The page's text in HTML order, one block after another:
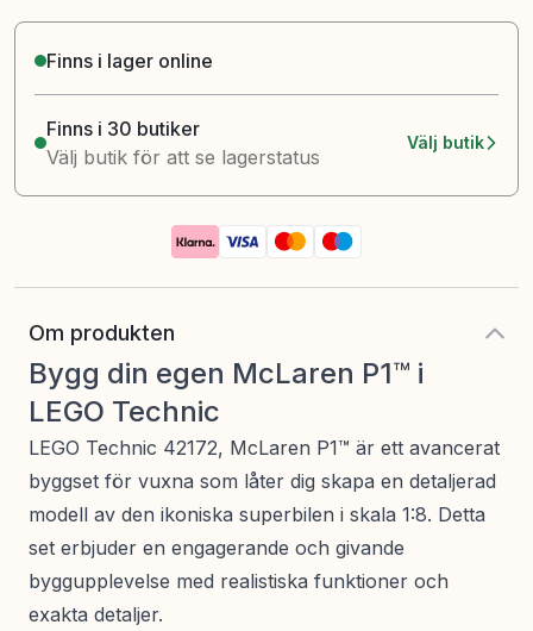
Finns i lager online
Finns i 30 butiker
Välj butik för att se lagerstatus
Välj butik
Om produkten
Bygg din egen McLaren P1™ i
LEGO Technic
LEGO Technic 42172, McLaren P1™ är ett avancerat
byggset för vuxna som låter dig skapa en detaljerad
modell av den ikoniska superbilen i skala 1:8. Detta
set erbjuder en engagerande och givande
byggupplevelse med realistiska funktioner och
exakta detaljer.